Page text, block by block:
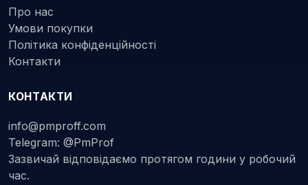
Про нас
Умови покупки
Політика конфіденційності
Контакти
КОНТАКТИ
info@pmproff.com
Telegram: @PmProf
Зазвичай відповідаємо протягом години у робочий
час.